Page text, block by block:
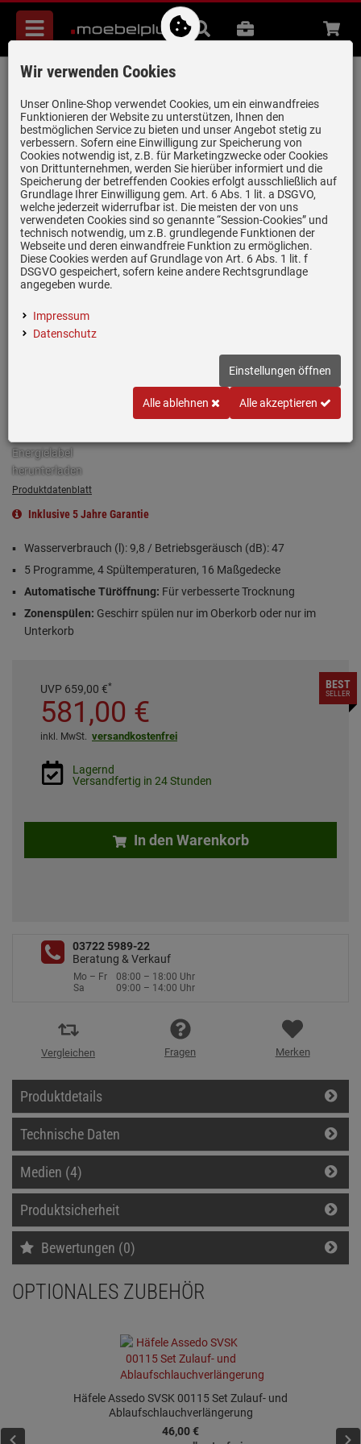
Menü
Suche
B2B Beratung
Häfele Assedo DIS13S6a
Vollintegrierbarer Einbaugeschirrspüler
Artikel-Nummer:19980525 | Herstellernummer: 535.22.531 |
EAN:4066236608669
Produktdatenblatt
Inklusive 5 Jahre Garantie
Wasserverbrauch (l): 9,8 / Betriebsgeräusch (dB): 47
5 Programme, 4 Spültemperaturen, 16 Maßgedecke
Automatische Türöffnung: Für verbesserte Trocknung
Zonenspülen: Geschirr spülen nur im Oberkorb oder nur im
Unterkorb
UVP 659,00 €*
581,00 €
inkl. MwSt. versandkostenfrei
Lagernd
Versandfertig in 24 Stunden
In den Warenkorb
BEST
SELLER
03722 5989-22
Beratung & Verkauf
Mo – Fr
08:00 – 18:00 Uhr
Sa
09:00 – 14:00 Uhr
Vergleichen Fragen Merken
Produktdetails
Technische Daten
Medien (4)
Produktsicherheit
Bewertungen (0)
OPTIONALES ZUBEHÖR
Häfele Assedo SVSK 00115 Set Zulauf- und
Ablaufschlauchverlängerung
46,00€
Wir verwenden Cookies
Unser Online-Shop verwendet Cookies, um ein einwandfreies
Funktionieren der Website zu unterstützen, Ihnen den
bestmöglichen Service zu bieten und unser Angebot stetig zu
verbessern. Sofern eine Einwilligung zur Speicherung von
Cookies notwendig ist, z.B. für Marketingzwecke oder Cookies
von Drittunternehmen, werden Sie hierüber informiert und die
Speicherung der betreffenden Cookies erfolgt ausschließlich auf
Grundlage Ihrer Einwilligung gem. Art. 6 Abs. 1 lit. a DSGVO,
welche jederzeit widerrufbar ist. Die meisten der von uns
verwendeten Cookies sind so genannte “Session-Cookies” und
technisch notwendig, um z.B. grundlegende Funktionen der
Webseite und deren einwandfreie Funktion zu ermöglichen.
Diese Cookies werden auf Grundlage von Art. 6 Abs. 1 lit. f
DSGVO gespeichert, sofern keine andere Rechtsgrundlage
angegeben wurde.
Impressum
Datenschutz
Einstellungen öffnen
Alle ablehnen Alle akzeptieren